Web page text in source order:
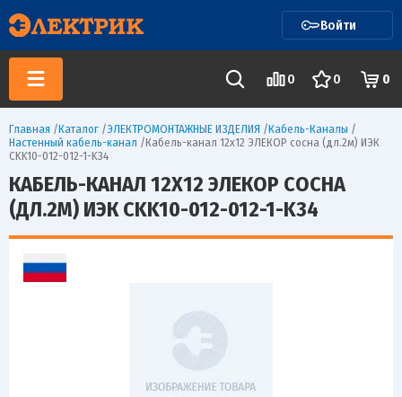
Войти
0 0 0
Главная /Каталог /ЭЛЕКТРОМОНТАЖНЫЕ ИЗДЕЛИЯ /Кабель-Каналы /
Настенный кабель-канал /Кабель-канал 12х12 ЭЛЕКОР сосна (дл.2м) ИЭК
CKK10-012-012-1-K34
КАБЕЛЬ-КАНАЛ 12Х12 ЭЛЕКОР СОСНА
(ДЛ.2М) ИЭК CKK10-012-012-1-K34